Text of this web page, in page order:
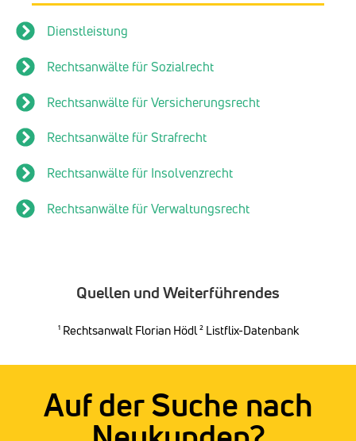
Dienstleistung
Rechtsanwälte für Sozialrecht
Rechtsanwälte für Versicherungsrecht
Rechtsanwälte für Strafrecht
Rechtsanwälte für Insolvenzrecht
Rechtsanwälte für Verwaltungsrecht
Quellen und Weiterführendes
¹Rechtsanwalt Florian Hödl² Listflix-Datenbank
Auf der Suche nach